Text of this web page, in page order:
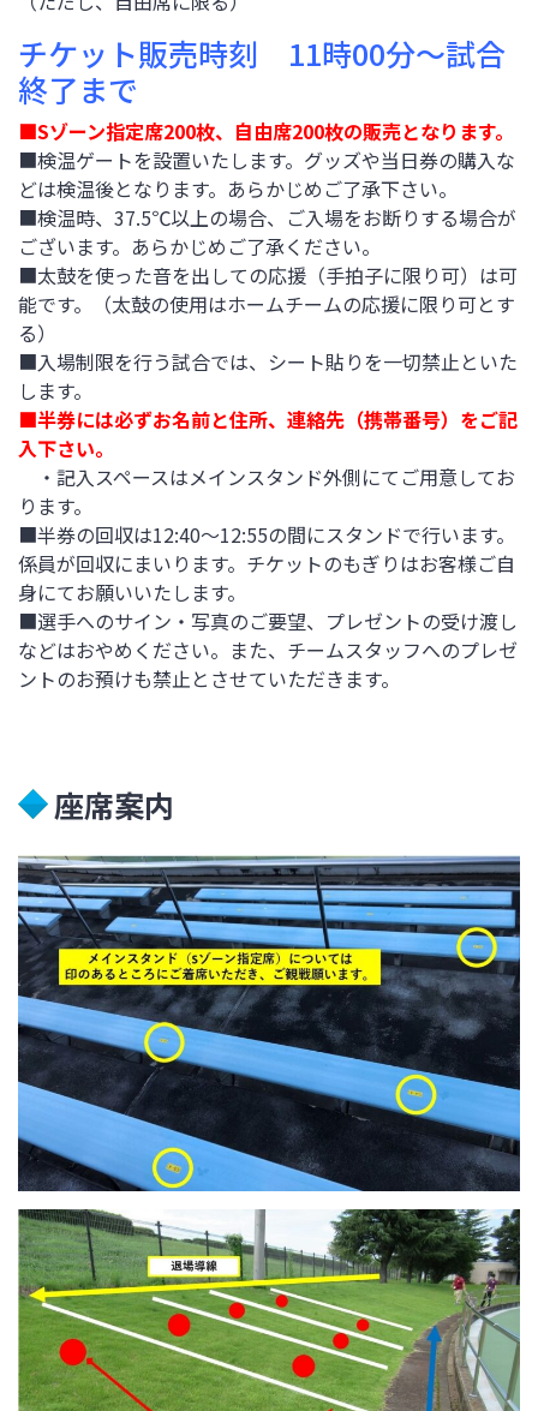
チケット販売時刻 11時00分～試合
終了まで
■Sゾーン指定席200枚、自由席200枚の販売となります。
■検温ゲートを設置いたします。グッズや当日券の購入な
どは検温後となります。あらかじめご了承下さい。
■検温時、37.5℃以上の場合、ご入場をお断りする場合が
ございます。あらかじめご了承ください。
■太鼓を使った音を出しての応援（手拍子に限り可）は可
能です。（太鼓の使用はホームチームの応援に限り可とす
る）
■入場制限を行う試合では、シート貼りを一切禁止といた
します。
■半券には必ずお名前と住所、連絡先（携帯番号）をご記
入下さい。
・記入スペースはメインスタンド外側にてご用意してお
ります。
■半券の回収は12:40～12:55の間にスタンドで行います。
係員が回収にまいります。チケットのもぎりはお客様ご自
身にてお願いいたします。
■選手へのサイン・写真のご要望、プレゼントの受け渡し
などはおやめください。また、チームスタッフへのプレゼ
ントのお預けも禁止とさせていただきます。
座席案内